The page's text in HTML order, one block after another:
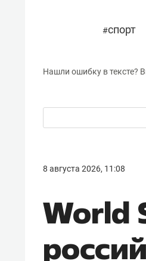
#спорт
Нашли ошибку в тексте?
8 августа 2026, 11:08
World